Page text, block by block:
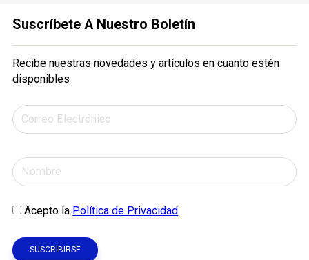
Suscríbete A Nuestro Boletín
Recibe nuestras novedades y artículos en cuanto estén
disponibles
Acepto la Política de Privacidad